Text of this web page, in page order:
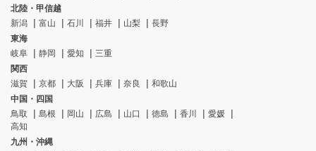
北陸・甲信越
新潟
富山 石川 福井 山梨
長野
東海
岐阜
静岡 愛知
三重
関西
滋賀
京都 大阪 兵庫 奈良
和歌山
中国・四国
鳥取
島根 岡山 広島 山口 徳島 香川
愛媛
高知
九州・沖縄